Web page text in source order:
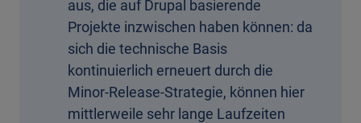
aus, die auf Drupal basierende
Projekte inzwischen haben können: da
sich die technische Basis
kontinuierlich erneuert durch die
Minor-Release-Strategie, können hier
mittlerweile sehr lange Laufzeiten